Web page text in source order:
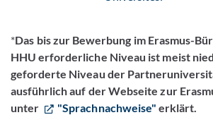
*Das bis zur Bewerbung im Erasmus-
HHU erforderliche Niveau ist meist
geforderte Niveau der
ausführlich auf der Webseite zur
unter
"Sprachnachweise" erklärt.